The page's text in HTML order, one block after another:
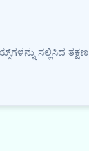
ಸಲ್ಲಿಸಿದ ತಕ್ಷಣ